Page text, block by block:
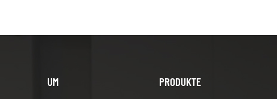
UM PRODUKTE